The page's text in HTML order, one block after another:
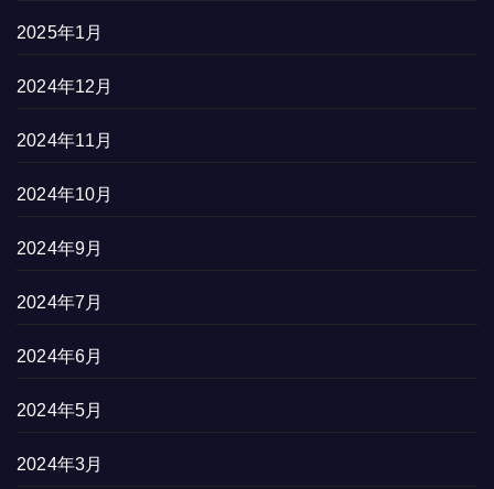
2025年1月
2024年12月
2024年11月
2024年10月
2024年9月
2024年7月
2024年6月
2024年5月
2024年3月